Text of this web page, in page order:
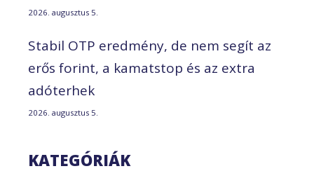
2026. augusztus 5.
Stabil OTP eredmény, de nem segít az
erős forint, a kamatstop és az extra
adóterhek
2026. augusztus 5.
KATEGÓRIÁK